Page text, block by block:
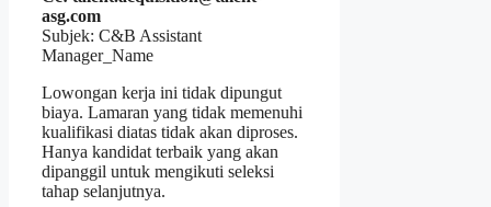
asg.com
Subjek: C&B Assistant
Manager_Name
Lowongan kerja ini tidak dipungut
biaya. Lamaran yang tidak memenuhi
kualifikasi diatas tidak akan diproses.
Hanya kandidat terbaik yang akan
dipanggil untuk mengikuti seleksi
tahap selanjutnya.